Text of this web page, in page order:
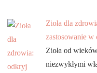
Zioła dla
zastosowanie w
Zioła od
niezwykłymi